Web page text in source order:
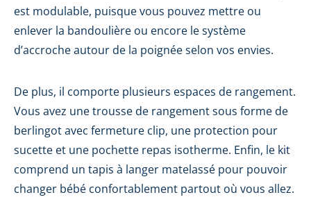
est modulable, puisque vous pouvez mettre ou
enlever la bandoulière ou encore le système
d’accroche autour de la poignée selon vos envies.
De plus, il comporte plusieurs espaces de rangement.
Vous avez une trousse de rangement sous forme de
berlingot avec fermeture clip, une protection pour
sucette et une pochette repas isotherme. Enfin, le kit
comprend un tapis à langer matelassé pour pouvoir
changer bébé confortablement partout où vous allez.